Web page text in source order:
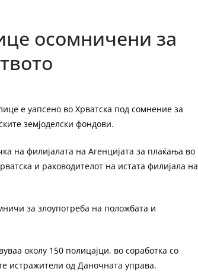
осомничени за
е уапсено во Хрватска под сомнение за
земјоделски фондови.
на филијалата на Агенцијата за плаќања во
и раководителот на истата филијала на
за злоупотреба на положбата и
околу 150 полицајци, во соработка со
истражители од Даночната управа.